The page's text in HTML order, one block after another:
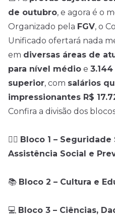
de outubro, e agora é o
Organizado pela FGV, o
Unificado ofertará nada
em diversas áreas de
para nível médio e
superior, com salários
impressionantes R$
Confira a divisão dos
🧑‍⚕️ Bloco 1 – Seguridade
Assistência Social e
📚 Bloco 2 – Cultura e
💻 Bloco 3 – Ciências,